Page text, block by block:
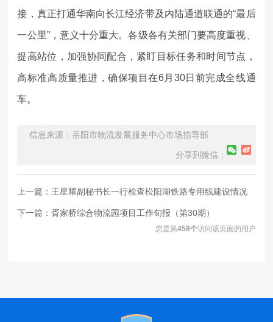
接，真正打通华南向长江经济带及内陆通道联通的“最后
一公里”，意义十分重大。各级各有关部门要高度重视、
提高站位，加强协同配合，紧盯目标任务和时间节点，
高标准高质量推进，确保项目在6月30日前完成全线通
车。
信息来源：岳阳市物流发展服务中心市场指导部
分享到微信：
上一篇： 王星耀副秘书长一行检查松阳湖铁路专用线建设情况
下一篇：胥家桥综合物流园项目工作旬报（第30期）
您是第458个访问该页面的用户